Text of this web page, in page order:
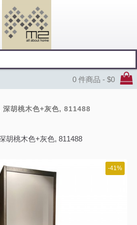
0 件商品 - $0
胡桃木色+灰色, 811488
胡桃木色+灰色, 811488
-41%